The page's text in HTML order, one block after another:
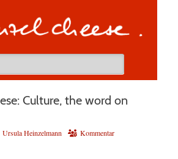
Culture, the word on
Ursula Heinzelmann
Kommentar